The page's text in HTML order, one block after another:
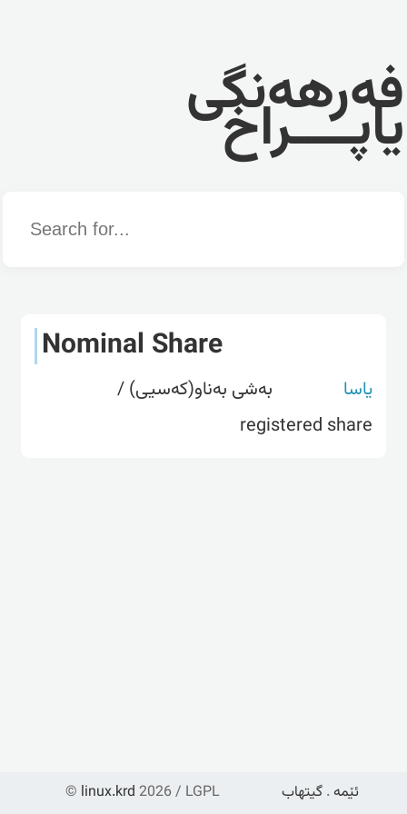
فەرهەنگی
یاپــــراخ
Word
Nominal Share
یاسا
بەشی بەناو(کەسیی) /
registered share
© linux.krd 2026 / LGPL ئێمە . گیتهاب